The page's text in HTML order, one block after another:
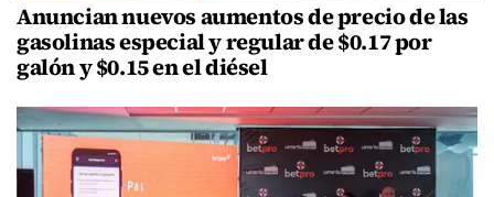
Anuncian nuevos aumentos de precio de las
gasolinas especial y regular de $0.17 por
galón y $0.15 en el diésel